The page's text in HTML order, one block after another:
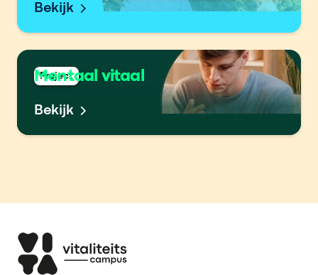
Bekijk
Project
Mentaal vitaal
Bekijk